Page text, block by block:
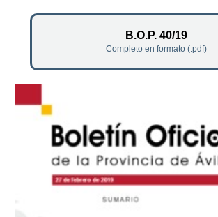
B.O.P. 40/19
Completo en formato (.pdf)